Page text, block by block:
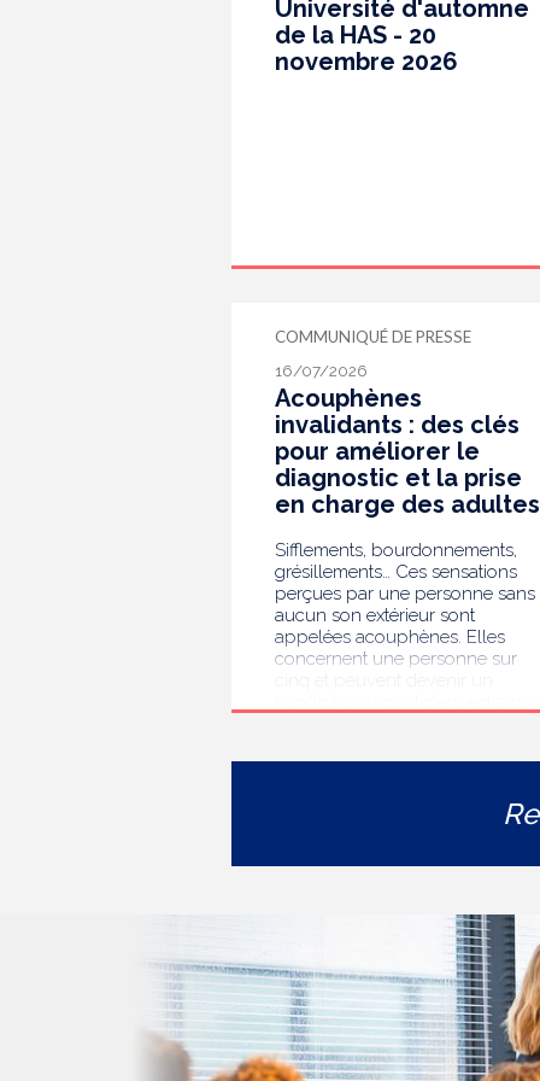
Université d'automne
de la HAS - 20
novembre 2026
COMMUNIQUÉ DE PRESSE
16/07/2026
Acouphènes
invalidants : des clés
pour améliorer le
diagnostic et la prise
en charge des adultes
Sifflements, bourdonnements,
grésillements… Ces sensations
perçues par une personne sans
aucun son extérieur sont
appelées acouphènes. Elles
concernent une personne sur
l’isolement ou de l’anxiété. Face à
thérapeutique rencontrée par les
diagnostic et l’accompagnement
des personnes présentant des
acouphènes chroniques
invalidants . Elle publie
aujourd’hui ses travaux, destinés
aux professionnels de santé [1]
impliqués dans le suivi de ces
patients.